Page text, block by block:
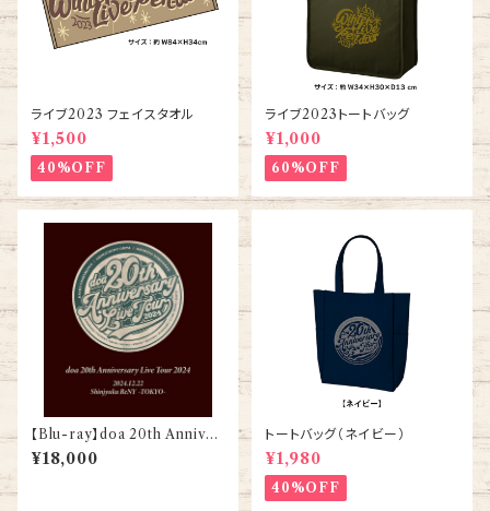
ライブ2023 フェイスタオル
¥1,500
40%OFF
ライブ2023トートバッグ
¥1,000
60%OFF
【Blu-ray】doa 20th Anniver
sary Live Tour 2024（12/22
東京・千秋楽）
¥18,000
トートバッグ（ネイビー）
¥1,980
40%OFF